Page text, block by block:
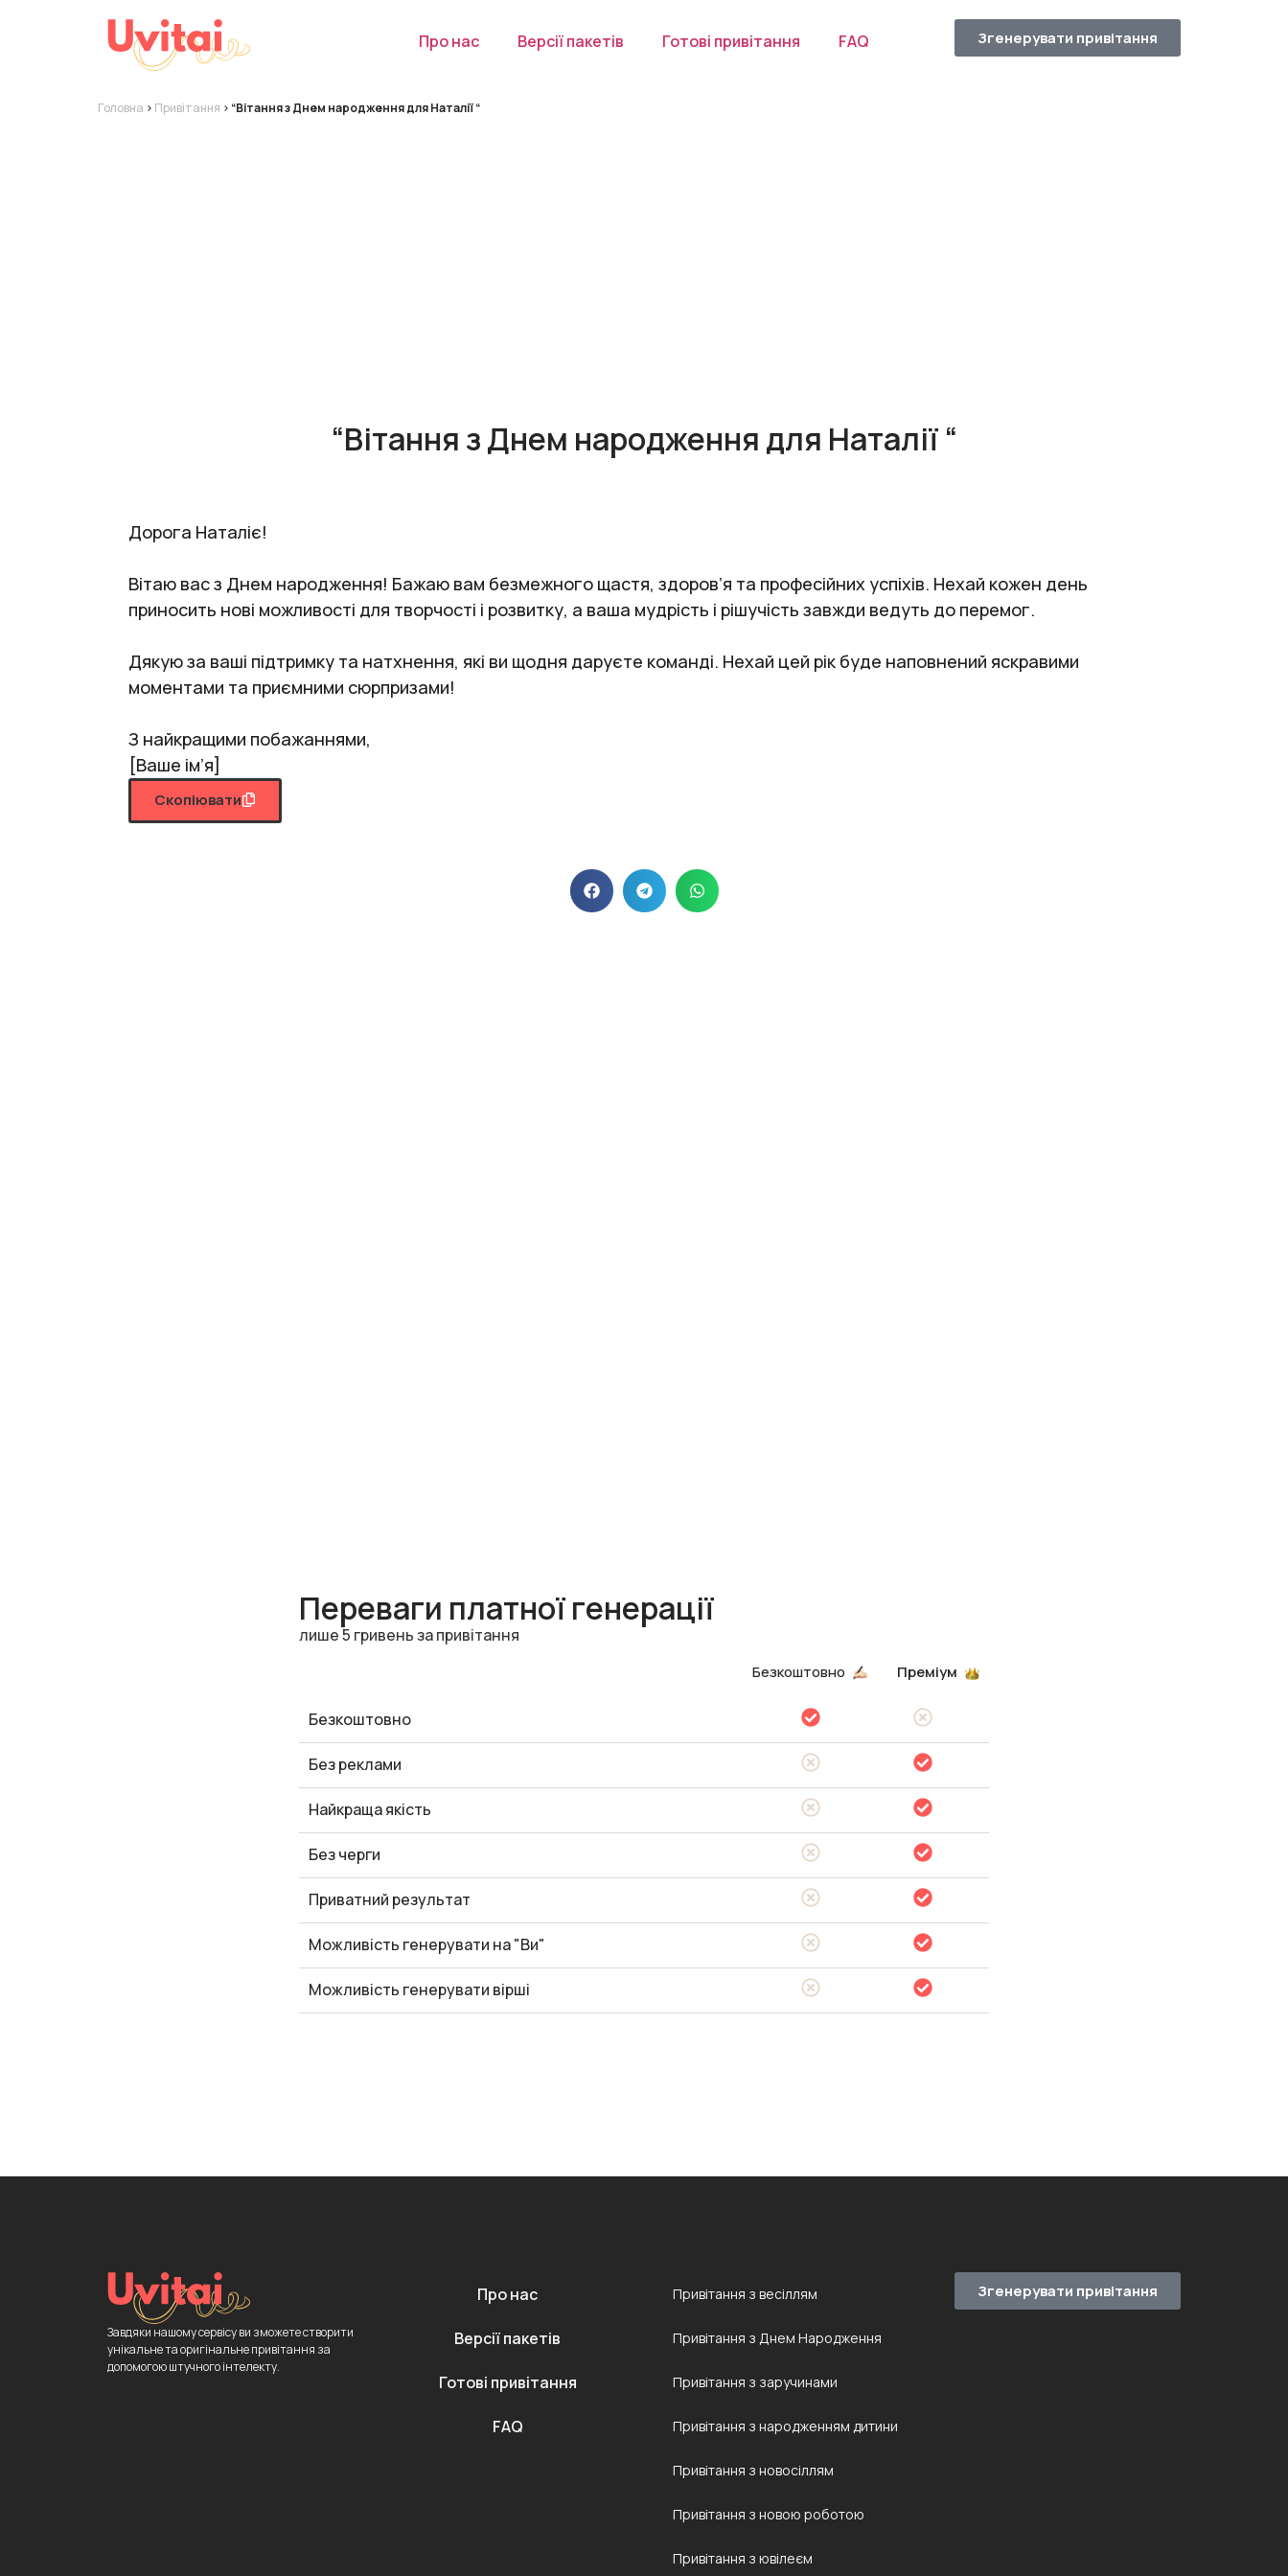
Про нас Версії пакетів Готові привітання FAQ Згенерувати привітання
Головна > Привітання > “Вітання з Днем народження для Наталії “
“Вітання з Днем народження для Наталії “
Дорога Наталіє!
Вітаю вас з Днем народження! Бажаю вам безмежного щастя, здоров’я та професійних успіхів. Нехай кожен день
приносить нові можливості для творчості і розвитку, а ваша мудрість і рішучість завжди ведуть до перемог.
Дякую за ваші підтримку та натхнення, які ви щодня даруєте команді. Нехай цей рік буде наповнений яскравими
моментами та приємними сюрпризами!
З найкращими побажаннями,
[Ваше ім’я]
Скопіювати
Переваги платної генерації
лише 5 гривень за привітання
Безкоштовно Преміум
Безкоштовно
Без реклами
Найкраща якість
Без черги
Приватний результат
Можливість генерувати на "Ви"
Можливість генерувати вірші
Завдяки нашому сервісу ви зможете створити
унікальне та оригінальне привітання за
допомогою штучного інтелекту.
Про нас
Версії пакетів
Готові привітання
FAQ
Привітання з весіллям
Привітання з Днем Народження
Привітання з заручинами
Привітання з народженням дитини
Привітання з новосіллям
Привітання з новою роботою
Привітання з ювілеєм
Згенерувати привітання